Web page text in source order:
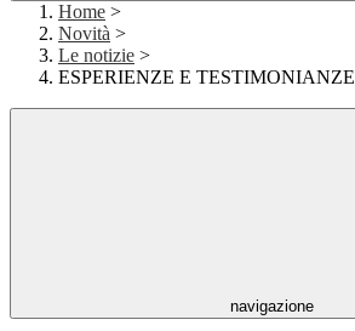
Home >
Novità >
Le notizie >
ESPERIENZE E TESTIMONIANZE
navigazione